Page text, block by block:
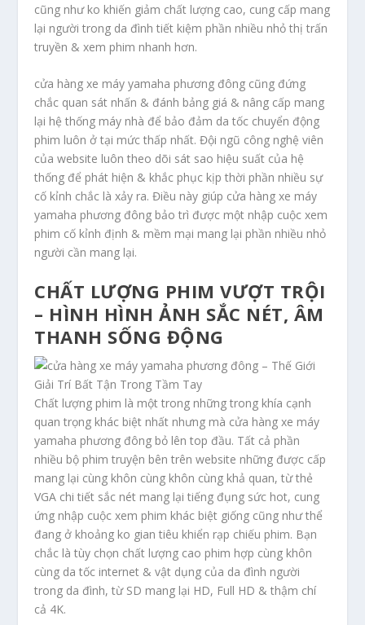
cũng như ko khiến giảm chất lượng cao, cung cấp mang
lại người trong da đình tiết kiệm phần nhiều nhỏ thị trấn
truyền & xem phim nhanh hơn.
cửa hàng xe máy yamaha phương đông cũng đứng
chắc quan sát nhấn & đánh bảng giá & nâng cấp mang
lại hệ thống máy nhà để bảo đảm da tốc chuyển động
phim luôn ở tại mức thấp nhất. Đội ngũ công nghệ viên
của website luôn theo dõi sát sao hiệu suất của hệ
thống để phát hiện & khắc phục kịp thời phần nhiều sự
cố kỉnh chắc là xảy ra. Điều này giúp cửa hàng xe máy
yamaha phương đông bảo trì được một nhập cuộc xem
phim cố kỉnh định & mềm mại mang lại phần nhiều nhỏ
người cần mang lại.
CHẤT LƯỢNG PHIM VƯỢT TRỘI
– HÌNH HÌNH ẢNH SẮC NÉT, ÂM
THANH SỐNG ĐỘNG
Chất lượng phim là một trong những trong khía cạnh
quan trọng khác biệt nhất nhưng mà cửa hàng xe máy
yamaha phương đông bỏ lên top đầu. Tất cả phần
nhiều bộ phim truyện bên trên website những được cấp
mang lại cùng khôn cùng khôn cùng khả quan, từ thẻ
VGA chi tiết sắc nét mang lại tiếng đụng sức hot, cung
ứng nhập cuộc xem phim khác biệt giống cũng như thể
đang ở khoảng ko gian tiêu khiển rạp chiếu phim. Bạn
chắc là tùy chọn chất lượng cao phim hợp cùng khôn
cùng da tốc internet & vật dụng của da đình người
trong da đình, từ SD mang lại HD, Full HD & thậm chí
cả 4K.